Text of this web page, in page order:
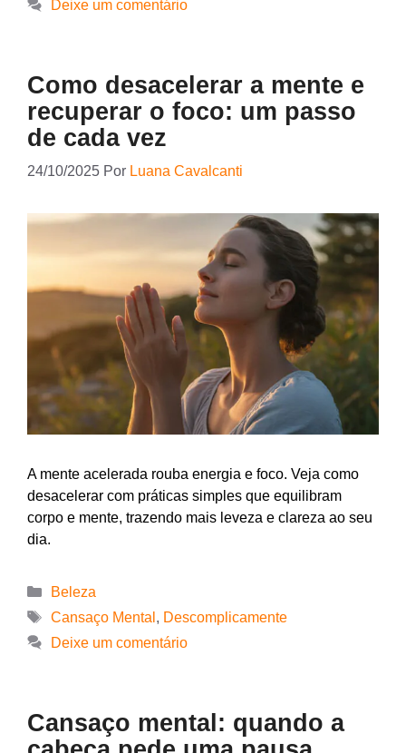
Deixe um comentário
Como desacelerar a mente e
recuperar o foco: um passo
de cada vez
24/10/2025 Por Luana Cavalcanti
A mente acelerada rouba energia e foco. Veja como
desacelerar com práticas simples que equilibram
corpo e mente, trazendo mais leveza e clareza ao seu
dia.
Beleza
Cansaço Mental , Descomplicamente
Deixe um comentário
Cansaço mental: quando a